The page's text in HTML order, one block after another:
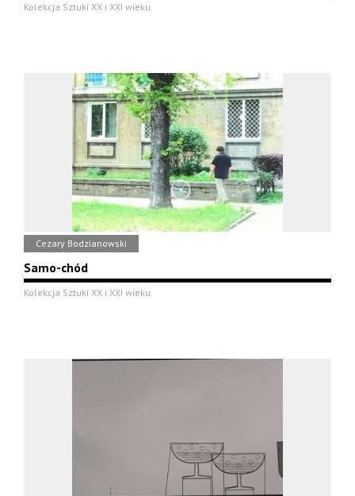
Kolekcja Sztuki XX i XXI wieku
Cezary Bodzianowski
Samo-chód
Kolekcja Sztuki XX i XXI wieku